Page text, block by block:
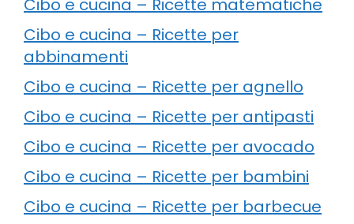
Cibo e cucina – Ricette matematiche
Cibo e cucina – Ricette per
abbinamenti
Cibo e cucina – Ricette per agnello
Cibo e cucina – Ricette per antipasti
Cibo e cucina – Ricette per avocado
Cibo e cucina – Ricette per bambini
Cibo e cucina – Ricette per barbecue